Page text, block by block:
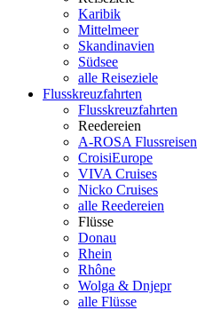
Karibik
Mittelmeer
Skandinavien
Südsee
alle Reiseziele
Flusskreuzfahrten
Flusskreuzfahrten
Reedereien
A-ROSA Flussreisen
CroisiEurope
VIVA Cruises
Nicko Cruises
alle Reedereien
Flüsse
Donau
Rhein
Rhône
Wolga & Dnjepr
alle Flüsse